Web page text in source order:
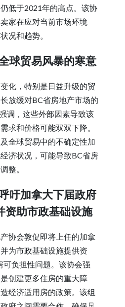
低于2021年的高点。该协
家在应对当前市场环境
况和趋势。
球贸易风暴的寒意
化，特别是日益升级的贸
放缓对BC省房地产市场的
调，这些外部因素导致该
求和价格可能双双下降。
全球贸易中的不确定性加
济状况，可能导致BC省房
整。
吁加拿大下届政府
资助市政基础设施
协会敦促即将上任的加拿
为市政基础设施提供资
可负担性问题。该协会强
创建更多住房的重大障
经济适用房的政策。该组